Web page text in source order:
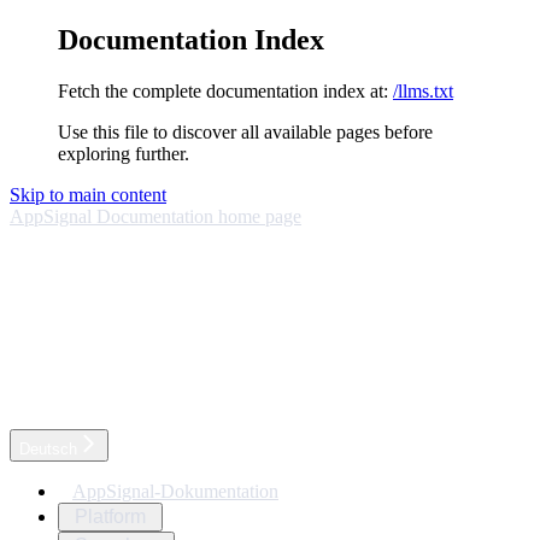
Documentation Index
Fetch the complete documentation index at: /llms.txt
Use this file to discover all available pages before
exploring further.
Skip to main content
AppSignal Documentation home page
AppSignal-Dokumentation